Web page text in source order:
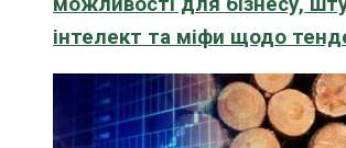
інтелект та міфи щодо